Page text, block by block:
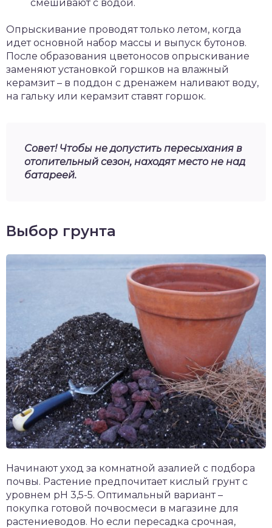
смешивают с водой.
Опрыскивание проводят только летом, когда
идет основной набор массы и выпуск бутонов.
После образования цветоносов опрыскивание
заменяют установкой горшков на влажный
керамзит – в поддон с дренажем наливают воду,
на гальку или керамзит ставят горшок.
Совет! Чтобы не допустить пересыхания в
отопительный сезон, находят место не над
батареей.
Выбор грунта
Начинают уход за комнатной азалией с подбора
почвы. Растение предпочитает кислый грунт с
уровнем pH 3,5-5. Оптимальный вариант –
покупка готовой почвосмеси в магазине для
растениеводов. Но если пересадка срочная,